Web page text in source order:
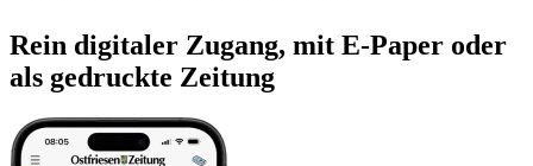
Rein digitaler Zugang, mit E-Paper oder
als gedruckte Zeitung